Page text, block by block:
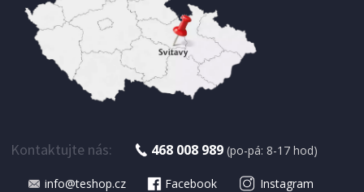
348 Kč Přidat do košíku
PÁNEV S MRAMOROVÝM POVRCHEM
CS Solingen CS-064464 Marburg 24 cm
Kontaktujte nás: 468 008 989 (po-pá: 8-17 hod)
info@teshop.cz Facebook Instagram